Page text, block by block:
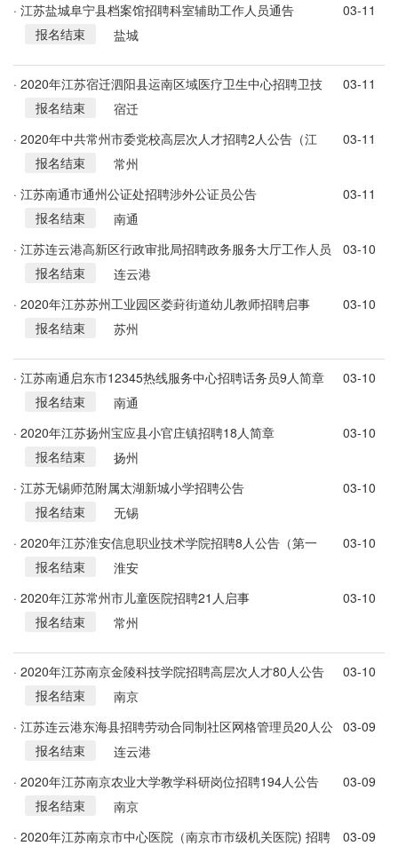
· 江苏盐城阜宁县档案馆招聘科室辅助工作人员通告
03-11
报名结束
盐城
· 2020年江苏宿迁泗阳县运南区域医疗卫生中心招聘卫技
人员41人公告
03-11
报名结束
宿迁
· 2020年中共常州市委党校高层次人才招聘2人公告（江
苏）
03-11
报名结束
常州
· 江苏南通市通州公证处招聘涉外公证员公告
03-11
报名结束
南通
· 江苏连云港高新区行政审批局招聘政务服务大厅工作人员
5人公告
03-10
报名结束
连云港
· 2020年江苏苏州工业园区娄葑街道幼儿教师招聘启事
03-10
报名结束
苏州
· 江苏南通启东市12345热线服务中心招聘话务员9人简章
03-10
报名结束
南通
· 2020年江苏扬州宝应县小官庄镇招聘18人简章
03-10
报名结束
扬州
· 江苏无锡师范附属太湖新城小学招聘公告
03-10
报名结束
无锡
· 2020年江苏淮安信息职业技术学院招聘8人公告（第一
批）
03-10
报名结束
淮安
· 2020年江苏常州市儿童医院招聘21人启事
03-10
报名结束
常州
· 2020年江苏南京金陵科技学院招聘高层次人才80人公告
03-10
报名结束
南京
· 江苏连云港东海县招聘劳动合同制社区网格管理员20人公 03-09
报名结束
连云港
· 2020年江苏南京农业大学教学科研岗位招聘194人公告
03-09
报名结束
南京
· 2020年江苏南京市中心医院（南京市市级机关医院) 招聘
03-09